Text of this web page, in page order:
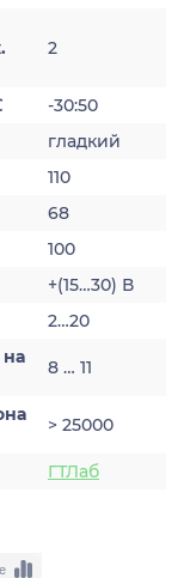
2
-30:50
гладкий
110
68
100
+(15…30) В
2…20
8 … 11
> 25000
ГТЛаб